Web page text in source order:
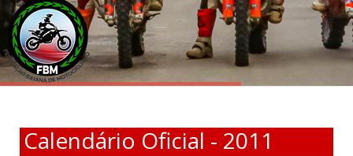
Calendário Oficial - 2011